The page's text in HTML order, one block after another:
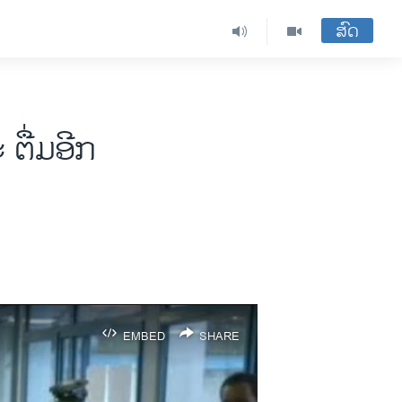
ສົດ
ຕື່ມອີກ
EMBED SHARE